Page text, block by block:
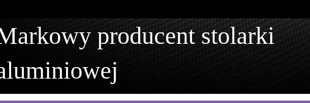
producent stolarki